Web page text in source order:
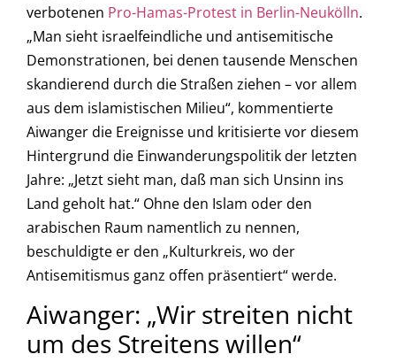
verbotenen Pro-Hamas-Protest in Berlin-Neukölln.
„Man sieht israelfeindliche und antisemitische
Demonstrationen, bei denen tausende Menschen
skandierend durch die Straßen ziehen – vor allem
aus dem islamistischen Milieu“, kommentierte
Aiwanger die Ereignisse und kritisierte vor diesem
Hintergrund die Einwanderungspolitik der letzten
Jahre: „Jetzt sieht man, daß man sich Unsinn ins
Land geholt hat.“ Ohne den Islam oder den
arabischen Raum namentlich zu nennen,
beschuldigte er den „Kulturkreis, wo der
Antisemitismus ganz offen präsentiert“ werde.
Aiwanger: „Wir streiten nicht
um des Streitens willen“